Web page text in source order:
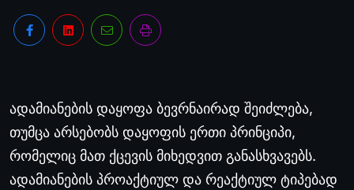
ადამიანების დაყოფა ბევრნაირად შეიძლება,
თუმცა არსებობს დაყოფის ერთი პრინციპი,
რომელიც მათ ქცევის მიხედვით განასხვავებს.
ადამიანების პროაქტიულ და რეაქტიულ ტიპებად